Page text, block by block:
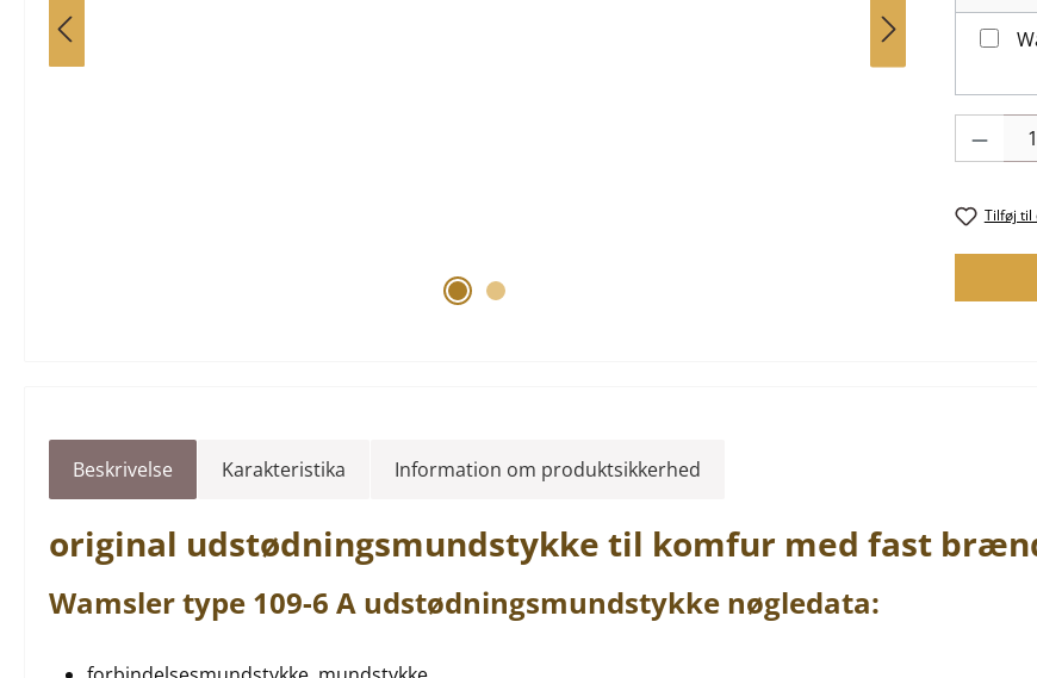
Tilføj til
Beskrivelse Karakteristika Information om produktsikkerhed
original udstødningsmundstykke til komfur med fast
Wamslertype 109-6 A udstødningsmundstykke nøgledata: